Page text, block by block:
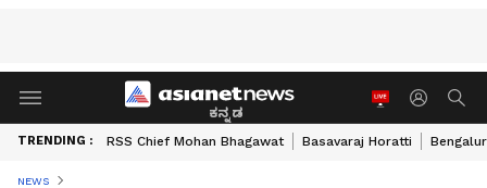
ಕನ್ನಡ
TRENDING : RSS Chief Mohan Bhagawat Basavaraj Horatti
NEWS